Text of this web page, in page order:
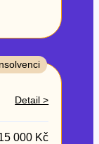
Detail >
000 Kč